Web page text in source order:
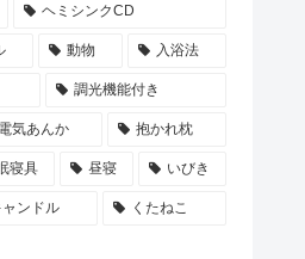
ヘミシンクCD
動物 入浴法
調光機能付き
電気あんか 抱かれ枕
寝具 昼寝 いびき
ンドル くたねこ